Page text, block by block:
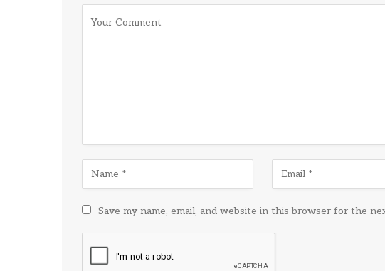
Save my name, email, and website in this browser for the